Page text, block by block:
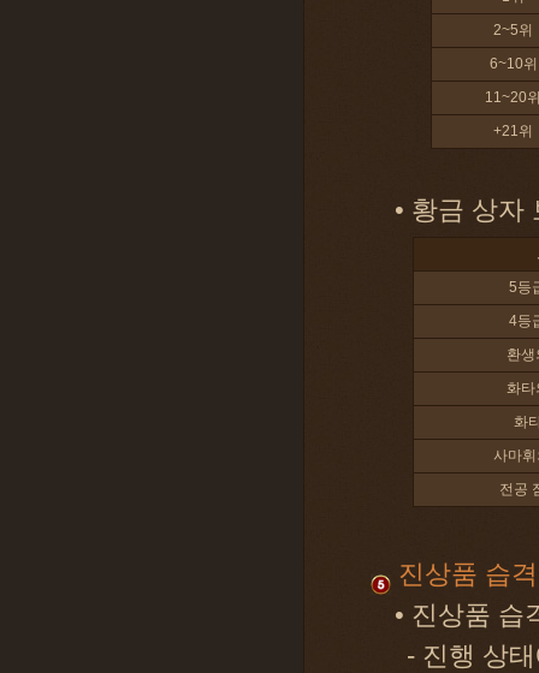
2~5위
6~10위
11~20
+21위
• 황금 상자
5등
4등
환생
화타
화
사마
전공
진상품 습
• 진상품 습
- 진행 상